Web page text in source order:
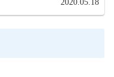
2020.05.18